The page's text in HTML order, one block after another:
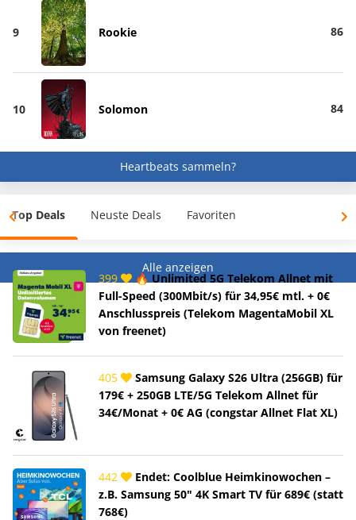
9 Rookie 86
10 Solomon 84
Heartbeats sammeln?
Top Deals Neuste Deals Favoriten
Alle anzeigen
399
🔥 Unlimited 5G Telekom Allnet mit
Full-Speed (300Mbit/s) für 34,95€ mtl. + 0€
Anschlusspreis (Telekom MagentaMobil XL
von freenet)
405
Samsung Galaxy S26 Ultra (256GB) für
179€ + 250GB LTE/5G Telekom Allnet für
34€/Monat + 0€ AG (congstar Allnet Flat XL)
442
Endet: Coolblue Heimkinowochen –
z.B. Samsung 50" 4K Smart TV für 689€ (statt
768€)